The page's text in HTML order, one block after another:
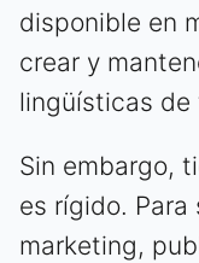
disponible en
crear y
lingüísticas
Sin embargo,
es rígido.
marketing,